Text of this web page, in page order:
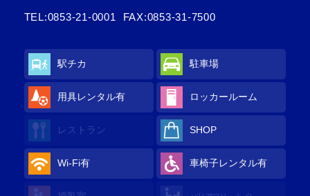
TEL:0853-21-0001 FAX:0853-31-7500
駅チカ 駐車場
用具レンタル有 ロッカールーム
レストラン SHOP
Wi-Fi有 車椅子レンタル有